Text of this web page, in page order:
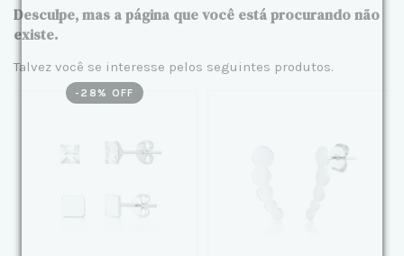
Desculpe, mas a página que você está procurando não
existe.
Talvez você se interesse pelos seguintes produtos.
- 28 % OFF